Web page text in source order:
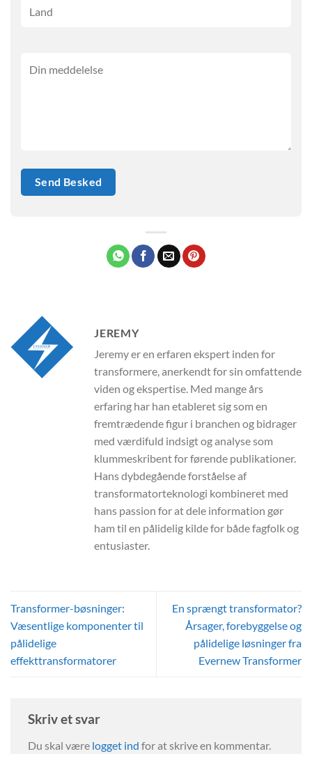
JEREMY
Jeremy er en erfaren ekspert inden for
transformere, anerkendt for sin omfattende
viden og ekspertise. Med mange års
erfaring har han etableret sig som en
fremtrædende figur i branchen og bidrager
med værdifuld indsigt og analyse som
klummeskribent for førende publikationer.
Hans dybdegående forståelse af
transformatorteknologi kombineret med
hans passion for at dele information gør
ham til en pålidelig kilde for både fagfolk og
entusiaster.
Transformer-bøsninger:
Væsentlige komponenter til
pålidelige
effekttransformatorer
En sprængt transformator?
Årsager, forebyggelse og
pålidelige løsninger fra
Evernew Transformer
Skriv et svar
Du skal være logget ind for at skrive en kommentar.